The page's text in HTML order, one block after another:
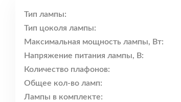
Тип лампы:
Тип цоколя лампы:
Максимальная мощность лампы, Вт:
Напряжение питания лампы, В:
Количество плафонов:
Общее кол-во ламп:
Лампы в комплекте: